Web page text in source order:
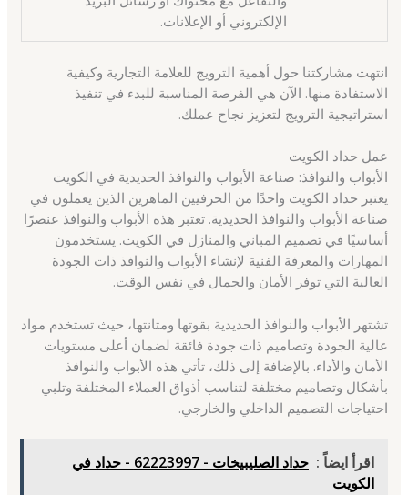
الإلكتروني أو الإعلانات.
انتهت مشاركتنا حول أهمية الترويج للعلامة التجارية وكيفية
الاستفادة منها. الآن هي الفرصة المناسبة للبدء في تنفيذ
استراتيجية الترويج لتعزيز نجاح عملك.
عمل حداد الكويت
الأبواب والنوافذ: صناعة الأبواب والنوافذ الحديدية في الكويت
يعتبر حداد الكويت واحدًا من الحرفيين الماهرين الذين يعملون في
صناعة الأبواب والنوافذ الحديدية. تعتبر هذه الأبواب والنوافذ عنصرًا
أساسيًا في تصميم المباني والمنازل في الكويت. يستخدمون
المهارات والمعرفة الفنية لإنشاء الأبواب والنوافذ ذات الجودة
العالية التي توفر الأمان والجمال في نفس الوقت.
تشتهر الأبواب والنوافذ الحديدية بقوتها ومتانتها، حيث تستخدم مواد
عالية الجودة وتصاميم ذات جودة فائقة لضمان أعلى مستويات
الأمان والأداء. بالإضافة إلى ذلك، تأتي هذه الأبواب والنوافذ
بأشكال وتصاميم مختلفة لتناسب أذواق العملاء المختلفة وتلبي
احتياجات التصميم الداخلي والخارجي.
اقرأ ايضاً :
حداد الصليبيخات - 62223997 - حداد في
الكويت